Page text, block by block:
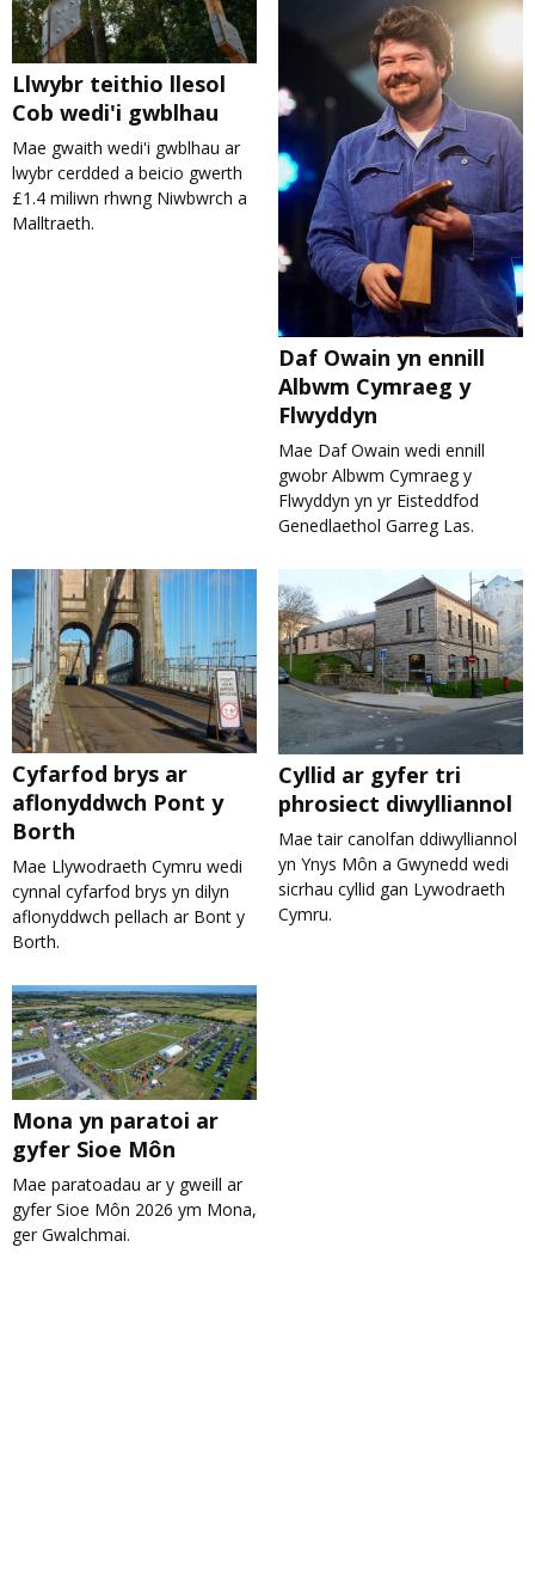
Llwybr teithio llesol
Cob wedi'i gwblhau
Mae gwaith wedi'i gwblhau ar
lwybr cerdded a beicio gwerth
£1.4 miliwn rhwng Niwbwrch a
Malltraeth.
Daf Owain yn ennill
Albwm Cymraeg y
Flwyddyn
Mae Daf Owain wedi ennill
gwobr Albwm Cymraeg y
Flwyddyn yn yr Eisteddfod
Genedlaethol Garreg Las.
Cyfarfod brys ar
aflonyddwch Pont y
Borth
Mae Llywodraeth Cymru wedi
cynnal cyfarfod brys yn dilyn
aflonyddwch pellach ar Bont y
Borth.
Cyllid ar gyfer tri
phrosiect diwylliannol
Mae tair canolfan ddiwylliannol
yn Ynys Môn a Gwynedd wedi
sicrhau cyllid gan Lywodraeth
Cymru.
Mona yn paratoi ar
gyfer Sioe Môn
Mae paratoadau ar y gweill ar
gyfer Sioe Môn 2026 ym Mona,
ger Gwalchmai.